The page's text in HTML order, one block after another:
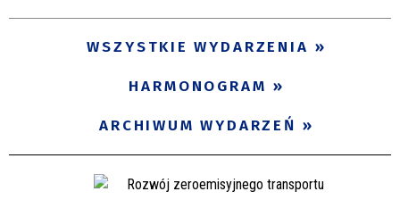
WSZYSTKIE WYDARZENIA
HARMONOGRAM
ARCHIWUM WYDARZEŃ